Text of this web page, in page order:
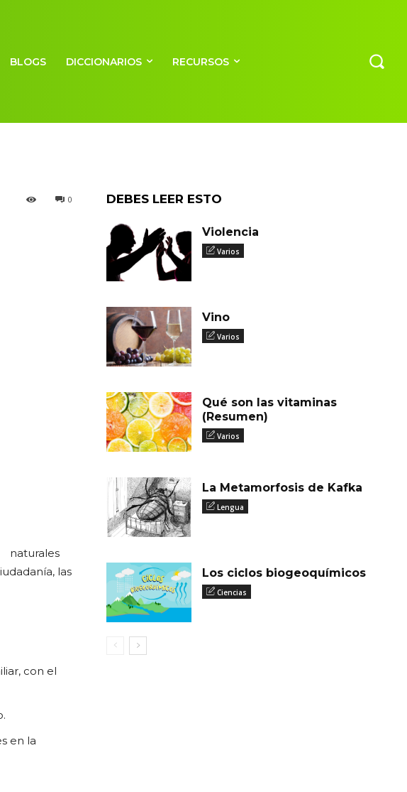
BLOGS DICCIONARIOS RECURSOS
0
naturales
las
con el
en la
DEBES LEER ESTO
Violencia
Varios
Vino
Varios
Qué son las vitaminas
(Resumen)
Varios
La Metamorfosis de Kafka
Lengua
Los ciclos biogeoquímicos
Ciencias